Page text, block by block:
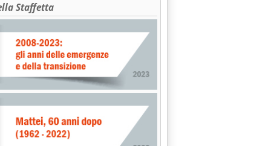
Staffetta